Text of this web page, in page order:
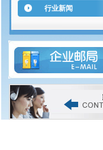
行业新闻